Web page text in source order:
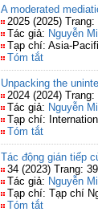
A moderated
2025 (2025)
Tác giả: Nguyễn
Tạp chí: Asia-
Tóm tắt
Unpacking the
2024 (2024) Trang:
Tác giả: Nguyễn
Tạp chí:
Tóm tắt
Tác động gián tiếp
34 (2023) Trang:
Tác giả: Nguyễn
Tạp chí: Tạp chí
Tóm tắt